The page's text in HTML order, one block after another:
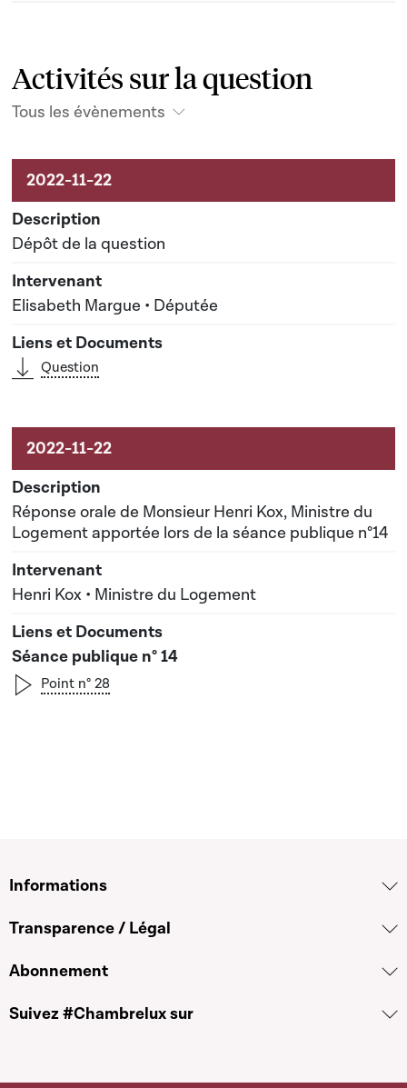
Activités sur la question
Tous les évènements
Activités liées au dossier
Dépôt de la question
Elisabeth Margue • Députée
Question
Réponse orale de Monsieur Henri Kox, Ministre du
Logement apportée lors de la séance publique n°14
Henri Kox • Ministre du Logement
Séance publique n° 14
Point n° 28
Informations
Transparence / Légal
Abonnement
Suivez #Chambrelux sur